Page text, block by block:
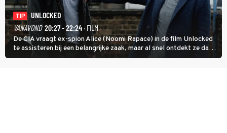
TIP
UNLOCKED
VANAVOND 20:27 - 22:24· FILM
De CIA vraagt ex-spion Alice (Noomi Rapace) in de film Unlocked
te assisteren bij een belangrijke zaak, maar al snel ontdekt ze dat
degene die haar aanstelde kwade bedoelingen heeft.